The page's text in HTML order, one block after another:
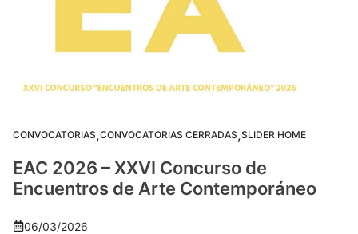
CONVOCATORIAS,CONVOCATORIAS CERRADAS,SLIDER HOME
EAC 2026 – XXVI Concurso de
Encuentros de Arte Contemporáneo
06/03/2026